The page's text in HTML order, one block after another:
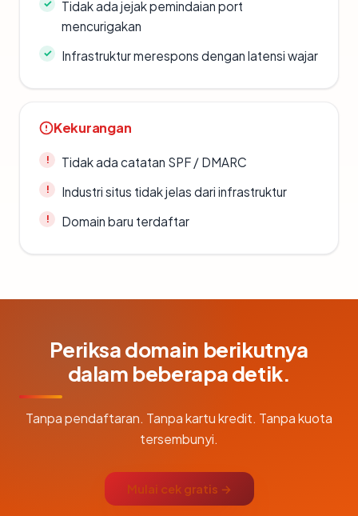
Tidak ada jejak pemindaian port
mencurigakan
Infrastruktur merespons dengan latensi wajar
Kekurangan
Tidak ada catatan SPF / DMARC
Industri situs tidak jelas dari infrastruktur
Domain baru terdaftar
Periksa domain berikutnya
dalam beberapa detik.
Tanpa pendaftaran. Tanpa kartu kredit. Tanpa kuota
tersembunyi.
Mulai cek gratis →